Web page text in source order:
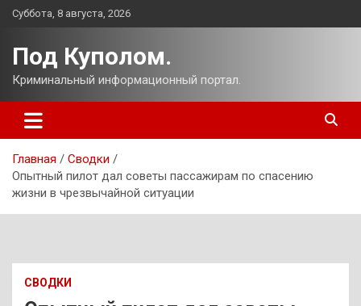
Перейти
Суббота, 8 августа, 2026
Под Куполом.
Криминальный информационный портал.
Главная
Сводки
Опытный пилот дал советы пассажирам по спасению
жизни в чрезвычайной ситуации
СВОДКИ